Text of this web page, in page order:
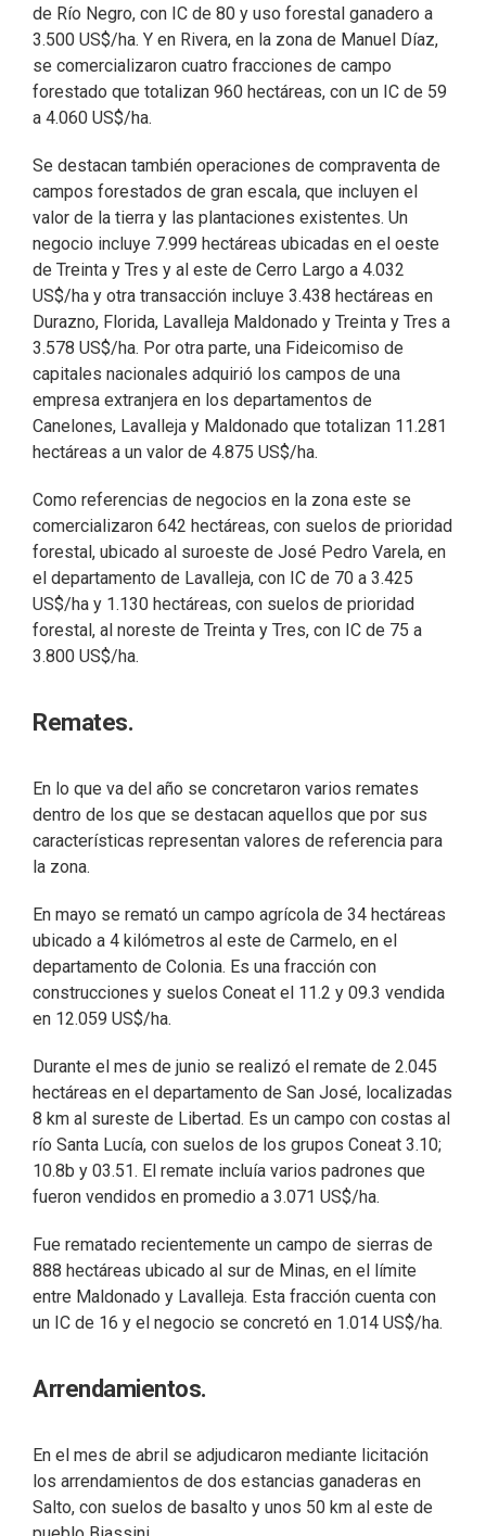
de Río Negro, con IC de 80 y uso forestal ganadero a
3.500 US$/ha. Y en Rivera, en la zona de Manuel Díaz,
se comercializaron cuatro fracciones de campo
forestado que totalizan 960 hectáreas, con un IC de 59
a 4.060 US$/ha.
Se destacan también operaciones de compraventa de
campos forestados de gran escala, que incluyen el
valor de la tierra y las plantaciones existentes. Un
negocio incluye 7.999 hectáreas ubicadas en el oeste
de Treinta y Tres y al este de Cerro Largo a 4.032
US$/ha y otra transacción incluye 3.438 hectáreas en
Durazno, Florida, Lavalleja Maldonado y Treinta y Tres a
3.578 US$/ha. Por otra parte, una Fideicomiso de
capitales nacionales adquirió los campos de una
empresa extranjera en los departamentos de
Canelones, Lavalleja y Maldonado que totalizan 11.281
hectáreas a un valor de 4.875 US$/ha.
Como referencias de negocios en la zona este se
comercializaron 642 hectáreas, con suelos de prioridad
forestal, ubicado al suroeste de José Pedro Varela, en
el departamento de Lavalleja, con IC de 70 a 3.425
US$/ha y 1.130 hectáreas, con suelos de prioridad
forestal, al noreste de Treinta y Tres, con IC de 75 a
3.800 US$/ha.
Remates.
En lo que va del año se concretaron varios remates
dentro de los que se destacan aquellos que por sus
características representan valores de referencia para
la zona.
En mayo se remató un campo agrícola de 34 hectáreas
ubicado a 4 kilómetros al este de Carmelo, en el
departamento de Colonia. Es una fracción con
construcciones y suelos Coneat el 11.2 y 09.3 vendida
en 12.059 US$/ha.
Durante el mes de junio se realizó el remate de 2.045
hectáreas en el departamento de San José, localizadas
8 km al sureste de Libertad. Es un campo con costas al
río Santa Lucía, con suelos de los grupos Coneat 3.10;
10.8b y 03.51. El remate incluía varios padrones que
fueron vendidos en promedio a 3.071 US$/ha.
Fue rematado recientemente un campo de sierras de
888 hectáreas ubicado al sur de Minas, en el límite
entre Maldonado y Lavalleja. Esta fracción cuenta con
un IC de 16 y el negocio se concretó en 1.014 US$/ha.
Arrendamientos.
En el mes de abril se adjudicaron mediante licitación
los arrendamientos de dos estancias ganaderas en
Salto, con suelos de basalto y unos 50 km al este de